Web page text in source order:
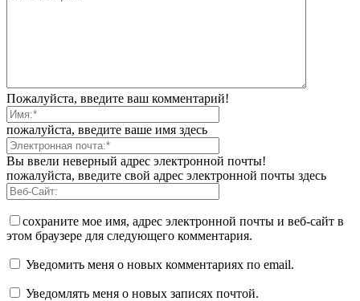
Пожалуйста, введите ваш комментарий!
пожалуйста, введите ваше имя здесь
Вы ввели неверный адрес электронной почты!
пожалуйста, введите свой адрес электронной почты здесь
сохраните мое имя, адрес электронной почты и веб-сайт в
этом браузере для следующего комментария.
Уведомить меня о новых комментариях по email.
Уведомлять меня о новых записях почтой.